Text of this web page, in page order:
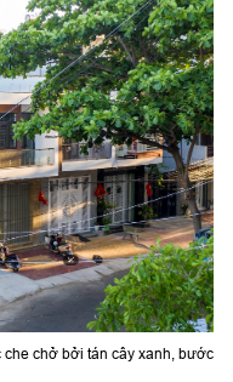
chở bởi tán cây xanh, bước